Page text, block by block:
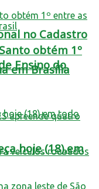
no Cadastro
em Brasília
obtém 1º
Ensino do
hoje (18),em